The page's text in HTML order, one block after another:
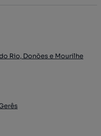
Rio, Donões e Mourilhe